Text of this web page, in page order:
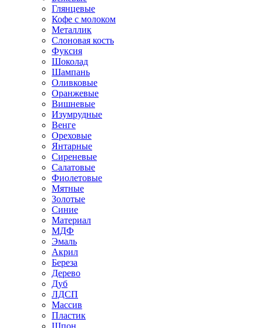
Глянцевые
Кофе с молоком
Металлик
Слоновая кость
Фуксия
Шоколад
Шампань
Оливковые
Оранжевые
Вишневые
Изумрудные
Венге
Ореховые
Янтарные
Сиреневые
Салатовые
Фиолетовые
Мятные
Золотые
Синие
Материал
МДФ
Эмаль
Акрил
Береза
Дерево
Дуб
ЛДСП
Массив
Пластик
Шпон